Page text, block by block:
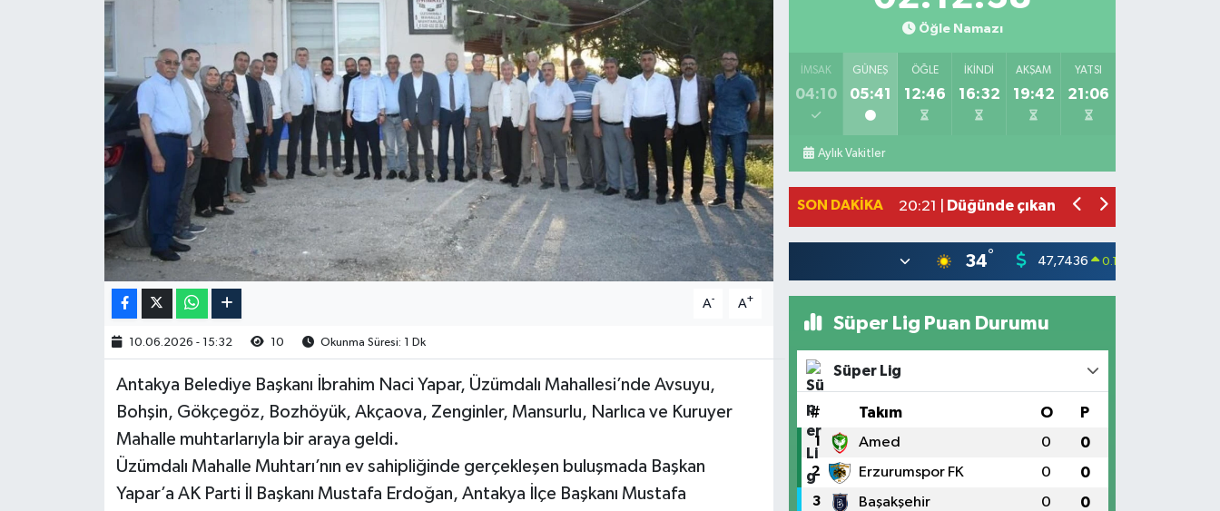
A- A+
10.06.2026 - 15:32 10 Okunma Süresi: 1 Dk
Antakya Belediye Başkanı İbrahim Naci Yapar, Üzümdalı Mahallesi’nde Avsuyu,
Bohşin, Gökçegöz, Bozhöyük, Akçaova, Zenginler, Mansurlu, Narlıca ve Kuruyer
Mahalle muhtarlarıyla bir araya geldi.
Üzümdalı Mahalle Muhtarı’nın ev sahipliğinde gerçekleşen buluşmada Başkan
Yapar’a AK Parti İl Başkanı Mustafa Erdoğan, Antakya İlçe Başkanı Mustafa
Öğle Namazı
İMSAK
04:10
GÜNEŞ
05:41
ÖĞLE
12:46
İKINDI
16:32
AKŞAM
19:42
YATSI
21:06
Aylık Vakitler
SON DAKIKA
10:39 |
Bahçede yaşanan yangında alevler
20:21 |
Düğünde çıkan yangına aldırış
34° 47,7436 0.18
Süper Lig Puan Durumu
Süper Lig
# Takım O P
1 Amed 0 0
2 Erzurumspor FK 0 0
3 Başakşehir 0 0